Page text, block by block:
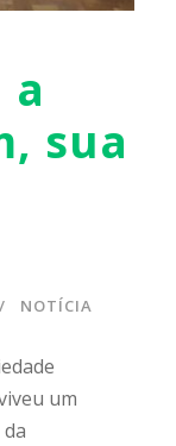
sua
NOTÍCIA
um